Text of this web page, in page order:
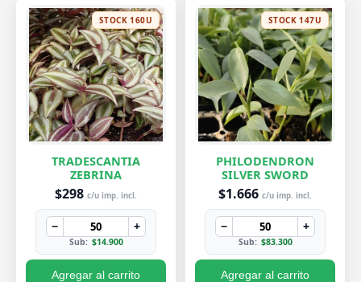
STOCK 160U
TRADESCANTIA
ZEBRINA
$298 c/u imp. incl.
− +
Sub: $14.900
Agregar al carrito
STOCK 147U
PHILODENDRON
SILVER SWORD
$1.666 c/u imp. incl.
− +
Sub: $83.300
Agregar al carrito